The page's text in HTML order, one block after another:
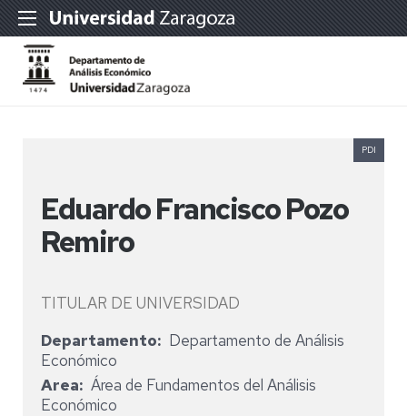
Eduardo Francisco Pozo
Remiro
TITULAR DE UNIVERSIDAD
PDI
Departamento
Departamento de Análisis
Económico
Area
Área de Fundamentos del Análisis
Económico